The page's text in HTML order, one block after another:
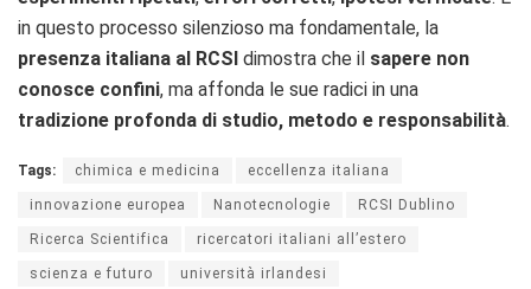
in questo processo silenzioso ma fondamentale, la
presenza italiana al RCSI dimostra che il sapere non
conosce confini, ma affonda le sue radici in una
tradizione profonda di studio, metodo e responsabilità.
Tags: chimica e medicina eccellenza italiana
innovazione europea Nanotecnologie RCSI Dublino
Ricerca Scientifica ricercatori italiani all’estero
scienza e futuro università irlandesi